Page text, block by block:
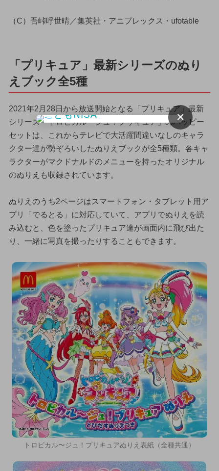
（C）吾峠呼世晴／集英社・アニプレックス・ufotable
「プリキュア」最新シリーズのぬり
えブック全5種
2021年2月28日から放送開始となる「プリキュア」最新
シリーズ「トロピカル〜ジュ！プリキュア」のハッピー
セットは、これからテレビで大活躍間違いなしのキャラ
クター達が勢ぞろいしたぬりえブックが全5種類。各キャ
ラクターがマクドナルドのメニューを持ったオリジナル
のぬりえも収録されています。
ぬりえのうち2ページはスマートフォン・タブレット用ア
プリ「でるとる」に対応していて、アプリでぬりえを読
み込むと、色を塗ったプリキュア達が画面内に飛び出た
り、一緒に写真を撮ったりすることもできます。
トロピカル〜ジュ！プリキュアぬりえ表紙（全種共通）
×